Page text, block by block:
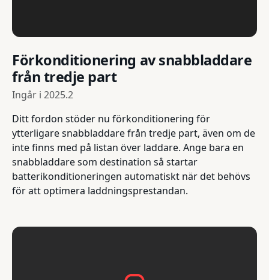
Förkonditionering av snabbladdare
från tredje part
Ingår i 2025.2
Ditt fordon stöder nu förkonditionering för
ytterligare snabbladdare från tredje part, även om de
inte finns med på listan över laddare. Ange bara en
snabbladdare som destination så startar
batterikonditioneringen automatiskt när det behövs
för att optimera laddningsprestandan.